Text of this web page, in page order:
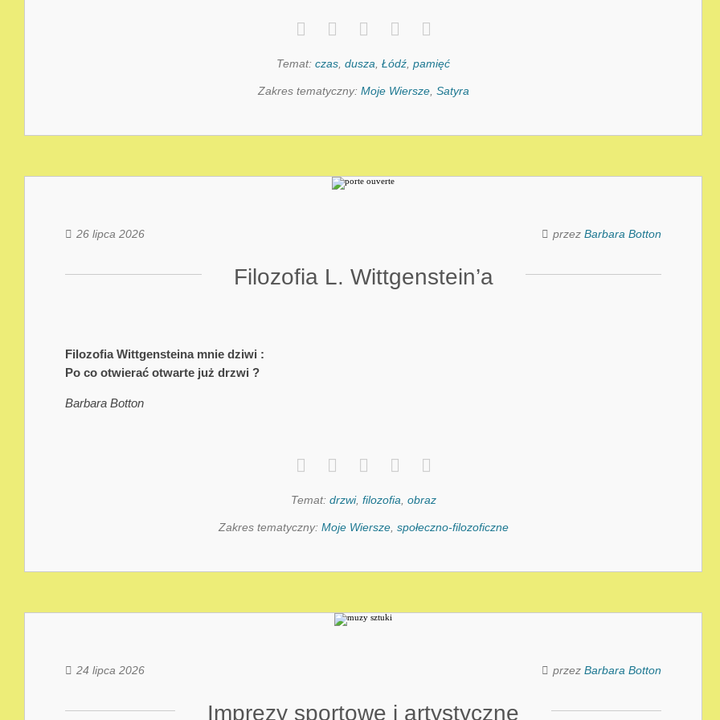
Temat: czas dusza Łódź pamięć
Zakres tematyczny: Moje Wiersze, Satyra
26 lipca 2026 przez Barbara Botton
Filozofia L. Wittgenstein’a
Filozofia Wittgensteina mnie dziwi :
Po co otwierać otwarte już drzwi ?
Barbara Botton
Temat: drzwi, filozofia obraz
Zakres tematyczny: Moje Wiersze, społeczno-filozoficzne
24 lipca 2026 przez Barbara Botton
Imprezy sportowe i artystyczne